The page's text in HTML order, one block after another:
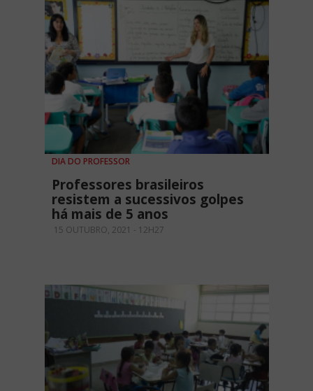
DIA DO PROFESSOR
Professores brasileiros
resistem a sucessivos golpes
há mais de 5 anos
15 OUTUBRO, 2021 - 12H27